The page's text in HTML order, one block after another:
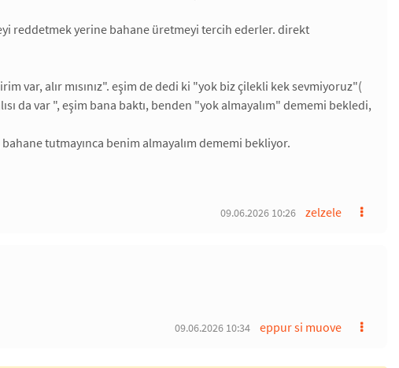
reddetmek yerine bahane üretmeyi tercih ederler. direkt
var, alır mısınız". eşim de dedi ki "yok biz çilekli kek sevmiyoruz"(
da var ", eşim bana baktı, benden "yok almayalım" dememi bekledi,
tutmayınca benim almayalım dememi bekliyor.
zelzele
09.06.2026 10:26
eppur si muove
09.06.2026 10:34